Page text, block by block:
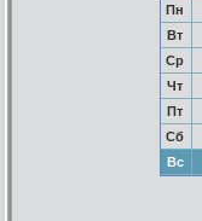
Пн
Вт
Ср
Чт
Пт
Сб
Вс